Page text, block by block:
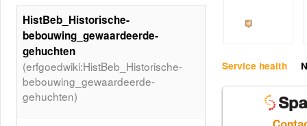
Service health
HistBeb_Historische-
bebouwing_gewaardeerde-
gehuchten
(erfgoedwiki:HistBeb_Historische-
bebouwing_gewaardeerde-
gehuchten)